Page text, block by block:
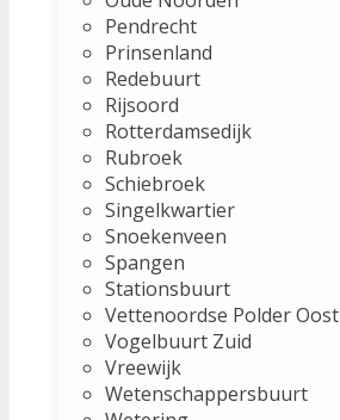
Pendrecht
Prinsenland
Redebuurt
Rijsoord
Rotterdamsedijk
Rubroek
Schiebroek
Singelkwartier
Snoekenveen
Spangen
Stationsbuurt
Vettenoordse Polder Oost
Vogelbuurt Zuid
Vreewijk
Wetenschappersbuurt